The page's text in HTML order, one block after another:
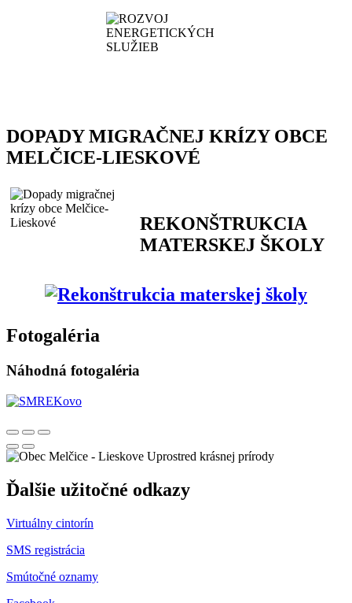
DOPADY MIGRAČNEJ KRÍZY OBCE
MELČICE-LIESKOVÉ
REKONŠTRUKCIA
MATERSKEJ ŠKOLY
Fotogaléria
Náhodná fotogaléria
Uprostred krásnej prírody
Ďalšie užitočné odkazy
Virtuálny cintorín
SMS registrácia
Smútočné oznamy